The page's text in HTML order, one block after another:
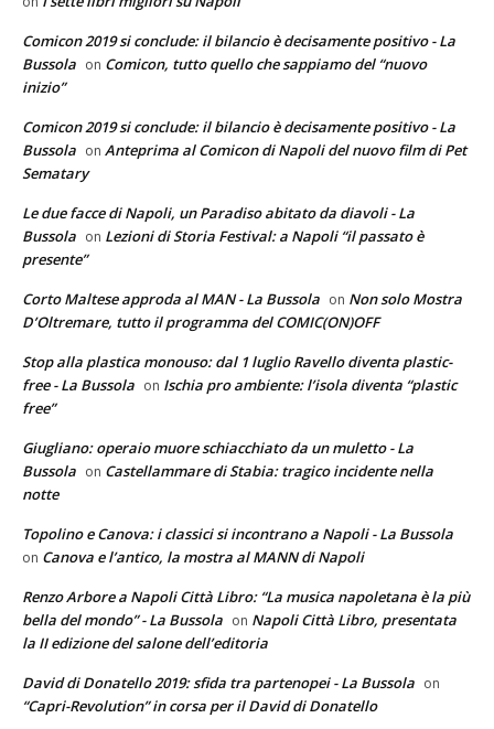
Comicon 2019 si conclude: il bilancio è decisamente positivo - La
Bussola on Comicon, tutto quello che sappiamo del “nuovo
inizio”
Comicon 2019 si conclude: il bilancio è decisamente positivo - La
Bussola on Anteprima al Comicon di Napoli del nuovo film di Pet
Sematary
Le due facce di Napoli, un Paradiso abitato da diavoli - La
Bussola on Lezioni di Storia Festival: a Napoli “il passato è
presente”
Corto Maltese approda al MAN - La Bussola on Non solo Mostra
D’Oltremare, tutto il programma del COMIC(ON)OFF
Stop alla plastica monouso: dal 1 luglio Ravello diventa plastic-
free - La Bussola on Ischia pro ambiente: l’isola diventa “plastic
free”
Giugliano: operaio muore schiacchiato da un muletto - La
Bussola on Castellammare di Stabia: tragico incidente nella
notte
Topolino e Canova: i classici si incontrano a Napoli - La Bussola
on Canova e l’antico, la mostra al MANN di Napoli
Renzo Arbore a Napoli Città Libro: “La musica napoletana è la più
bella del mondo” - La Bussola on Napoli Città Libro, presentata
la II edizione del salone dell’editoria
David di Donatello 2019: sfida tra partenopei - La Bussola on
“Capri-Revolution” in corsa per il David di Donatello